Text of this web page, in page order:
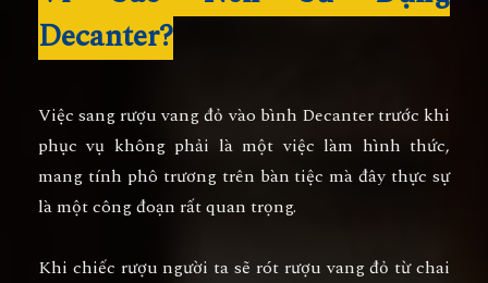
Decanter?
Việc sang rượu vang đỏ vào bình Decanter trước khi
phục vụ không phải là một việc làm hình thức,
mang tính phô trương trên bàn tiệc mà đây thực sự
là một công đoạn rất quan trọng.
Khi chiếc rượu người ta sẽ rót rượu vang đỏ từ chai